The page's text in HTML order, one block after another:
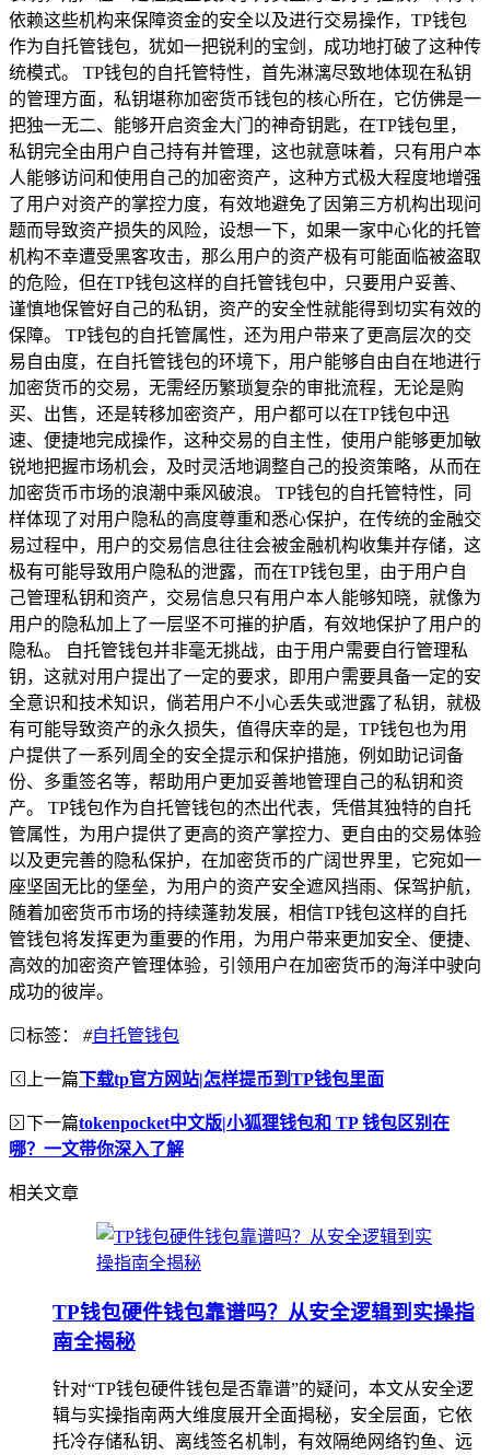
依赖这些机构来保障资金的安全以及进行交易操作，TP钱包
作为自托管钱包，犹如一把锐利的宝剑，成功地打破了这种传
统模式。 TP钱包的自托管特性，首先淋漓尽致地体现在私钥
的管理方面，私钥堪称加密货币钱包的核心所在，它仿佛是一
把独一无二、能够开启资金大门的神奇钥匙，在TP钱包里，
私钥完全由用户自己持有并管理，这也就意味着，只有用户本
人能够访问和使用自己的加密资产，这种方式极大程度地增强
了用户对资产的掌控力度，有效地避免了因第三方机构出现问
题而导致资产损失的风险，设想一下，如果一家中心化的托管
机构不幸遭受黑客攻击，那么用户的资产极有可能面临被盗取
的危险，但在TP钱包这样的自托管钱包中，只要用户妥善、
谨慎地保管好自己的私钥，资产的安全性就能得到切实有效的
保障。 TP钱包的自托管属性，还为用户带来了更高层次的交
易自由度，在自托管钱包的环境下，用户能够自由自在地进行
加密货币的交易，无需经历繁琐复杂的审批流程，无论是购
买、出售，还是转移加密资产，用户都可以在TP钱包中迅
速、便捷地完成操作，这种交易的自主性，使用户能够更加敏
锐地把握市场机会，及时灵活地调整自己的投资策略，从而在
加密货币市场的浪潮中乘风破浪。 TP钱包的自托管特性，同
样体现了对用户隐私的高度尊重和悉心保护，在传统的金融交
易过程中，用户的交易信息往往会被金融机构收集并存储，这
极有可能导致用户隐私的泄露，而在TP钱包里，由于用户自
己管理私钥和资产，交易信息只有用户本人能够知晓，就像为
用户的隐私加上了一层坚不可摧的护盾，有效地保护了用户的
隐私。 自托管钱包并非毫无挑战，由于用户需要自行管理私
钥，这就对用户提出了一定的要求，即用户需要具备一定的安
全意识和技术知识，倘若用户不小心丢失或泄露了私钥，就极
有可能导致资产的永久损失，值得庆幸的是，TP钱包也为用
户提供了一系列周全的安全提示和保护措施，例如助记词备
份、多重签名等，帮助用户更加妥善地管理自己的私钥和资
产。 TP钱包作为自托管钱包的杰出代表，凭借其独特的自托
管属性，为用户提供了更高的资产掌控力、更自由的交易体验
以及更完善的隐私保护，在加密货币的广阔世界里，它宛如一
座坚固无比的堡垒，为用户的资产安全遮风挡雨、保驾护航，
随着加密货币市场的持续蓬勃发展，相信TP钱包这样的自托
管钱包将发挥更为重要的作用，为用户带来更加安全、便捷、
高效的加密资产管理体验，引领用户在加密货币的海洋中驶向
成功的彼岸。
标签： #自托管钱包
上一篇下载tp官方网站|怎样提币到TP钱包里面
下一篇tokenpocket中文版|小狐狸钱包和 TP 钱包区别在
哪？一文带你深入了解
相关文章
TP钱包硬件钱包靠谱吗？从安全逻辑到实操指
南全揭秘
针对“TP钱包硬件钱包是否靠谱”的疑问，本文从安全逻
辑与实操指南两大维度展开全面揭秘，安全层面，它依
托冷存储私钥、离线签名机制，有效隔绝网络钓鱼、远